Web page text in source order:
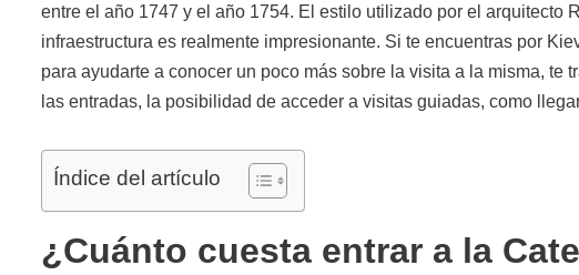
entre el año 1747 y el año 1754. El estilo utilizado por el arquitecto
infraestructura es realmente impresionante. Si te encuentras por
para ayudarte a conocer un poco más sobre la visita a la misma, te
las entradas, la posibilidad de acceder a visitas guiadas, como
Índice del artículo
¿Cuánto cuesta entrar a la